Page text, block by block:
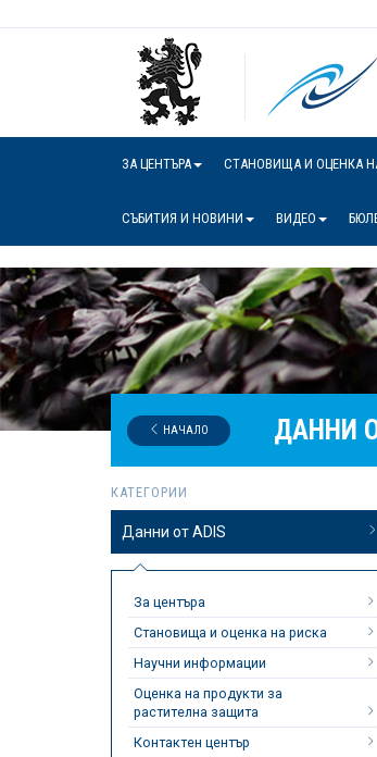
ЗА ЦЕНТЪРА СТАНОВИЩА И ОЦЕНКА
СЪБИТИЯ И НОВИНИ ВИДЕО
ДАННИ
НАЧАЛО
КАТЕГОРИИ
Данни от ADIS
За центъра
Становища и оценка на риска
Научни информации
Оценка на продукти за
растителна защита
Контактен център